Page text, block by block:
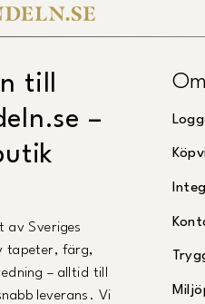
till
–
av Sveriges
tapeter, färg,
– alltid till
leverans. Vi